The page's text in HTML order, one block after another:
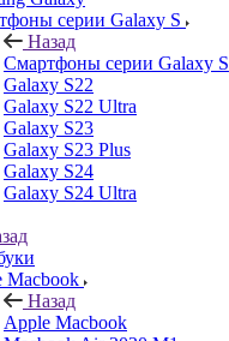
серии Galaxy S
Назад
Смартфоны серии Galaxy S
Galaxy S22
Galaxy S22 Ultra
Galaxy S23
Galaxy S23 Plus
Galaxy S24
Galaxy S24 Ultra
Macbook
Назад
Apple Macbook